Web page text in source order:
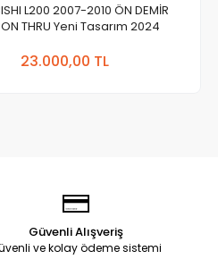
L200 2007-2010 ÖN DEMİR
THRU Yeni Tasarım 2024
23.000,00 TL
Güvenli Alışveriş
ve kolay ödeme sistemi